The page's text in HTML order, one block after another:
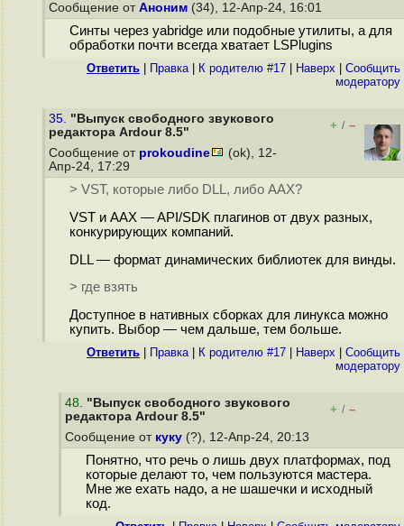
Сообщение от Аноним (34), 12-Апр-24, 16:01
Синты через yabridge или подобные утилиты, а для
обработки почти всегда хватает LSPlugins
Ответить Правка| К родителю #17 Наверх
Cообщить
модератору
35. "Выпуск свободного звукового
редактора Ardour 8.5"
+ / –
Сообщение от prokoudine
(ok), 12-
Апр-24, 17:29
> VST, которые либо DLL, либо AAX?
VST и AAX — API/SDK плагинов от двух разных,
конкурирующих компаний.
DLL — формат динамических библиотек для винды.
> где взять
Доступное в нативных сборках для линукса можно
купить. Выбор — чем дальше, тем больше.
Ответить Правка| К родителю #17 Наверх
Cообщить
модератору
48. "Выпуск свободного звукового
редактора Ardour 8.5"
+ / –
Сообщение от куку (?), 12-Апр-24, 20:13
Понятно, что речь о лишь двух платформах, под
которые делают то, чем пользуются мастера.
Мне же ехать надо, а не шашечки и исходный
код.